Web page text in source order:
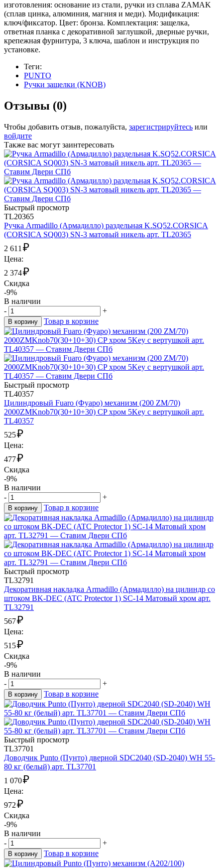
изготовления: основание из стали, ручки из сплава ZAMAK
(сплав цинка, алюминия, магния и меди). Модификация:
ключ/фиксатор. Цвет: бронза. Комплектация: защелка,
ответная планка с декоративной заглушкой, дверные ручки,
крепежная фурнитура, 3 ключа, шаблон и инструкция по
установке.
Теги:
PUNTO
Ручки защелки (KNOB)
Отзывы (0)
Чтобы добавить отзыв, пожалуйста, зарегистрируйтесь или
войдите
Также вас могут заинтересовать
Быстрый просмотр
TL20365
Ручка Armadillo (Армадилло) раздельная K.SQ52.CORSICA
(CORSICA SQ003) SN-3 матовый никель арт. TL20365
2 611₽
Цена:
2 374₽
Скидка
-9%
В наличии
-
+
В корзину Товар в корзине
Быстрый просмотр
TL40357
Цилиндровый Fuaro (Фуаро) механизм (200 ZM/70)
2000ZMKnob70(30+10+30) CP хром 5Key с вертушкой арт.
TL40357
525₽
Цена:
477₽
Скидка
-9%
В наличии
-
+
В корзину Товар в корзине
Быстрый просмотр
TL32791
Декоративная накладка Armadillo (Армадилло) на цилиндр со
штоком BK-DEC (ATC Protector 1) SC-14 Матовый хром арт.
TL32791
567₽
Цена:
515₽
Скидка
-9%
В наличии
-
+
В корзину Товар в корзине
Быстрый просмотр
TL37701
Доводчик Punto (Пунто) дверной SDC2040 (SD-2040) WH 55-
80 кг (белый) арт. TL37701
1 070₽
Цена:
972₽
Скидка
-9%
В наличии
-
+
В корзину Товар в корзине